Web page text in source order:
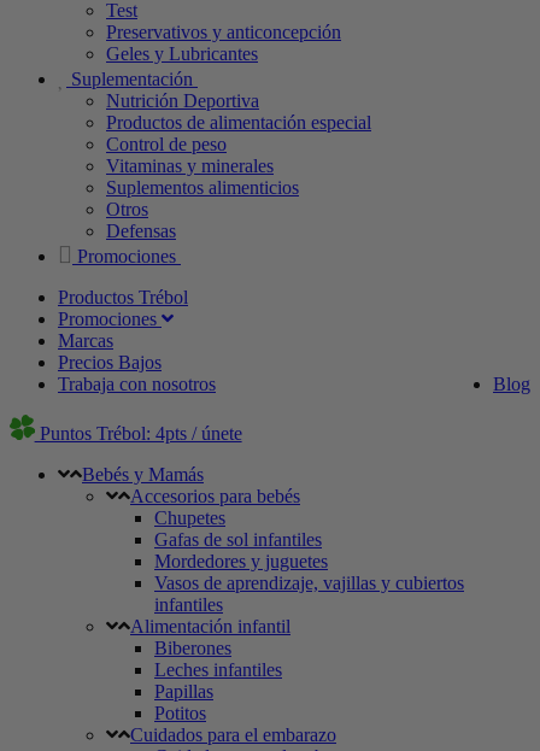
Test
Preservativos y anticoncepción
Geles y Lubricantes
Suplementación
Nutrición Deportiva
Productos de alimentación especial
Control de peso
Vitaminas y minerales
Suplementos alimenticios
Otros
Defensas
Promociones
Productos Trébol
Promociones
Marcas
Precios Bajos
Blog
Trabaja con nosotros
Puntos Trébol: 4pts / únete
Bebés y Mamás
Accesorios para bebés
Chupetes
Gafas de sol infantiles
Mordedores y juguetes
Vasos de aprendizaje, vajillas y cubiertos
infantiles
Alimentación infantil
Biberones
Leches infantiles
Papillas
Potitos
Cuidados para el embarazo